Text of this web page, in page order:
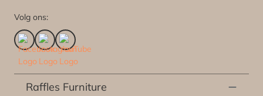
Volg ons:
Raffles Furniture